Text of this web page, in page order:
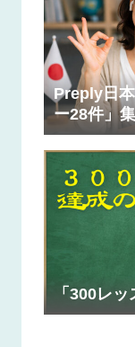
Preply日
ー28件」
「300レ